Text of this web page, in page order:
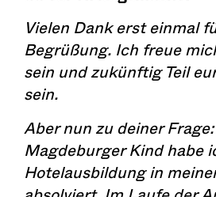
Vielen Dank erst einmal
Begrüßung. Ich freue
sein und zukünftig Teil
sein.
Aber nun zu deiner
Magdeburger Kind habe
Hotelausbildung in